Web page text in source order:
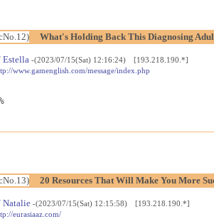
What's Holding Back This Diagnosing
Estella -(2023/07/15(Sat) 12:16:24) [193.218.190.*]
www.gamenglish.com/message/index.php
20 Resources That Will Make You More
Natalie -(2023/07/15(Sat) 12:15:58) [193.218.190.*]
eurasiaaz.com/